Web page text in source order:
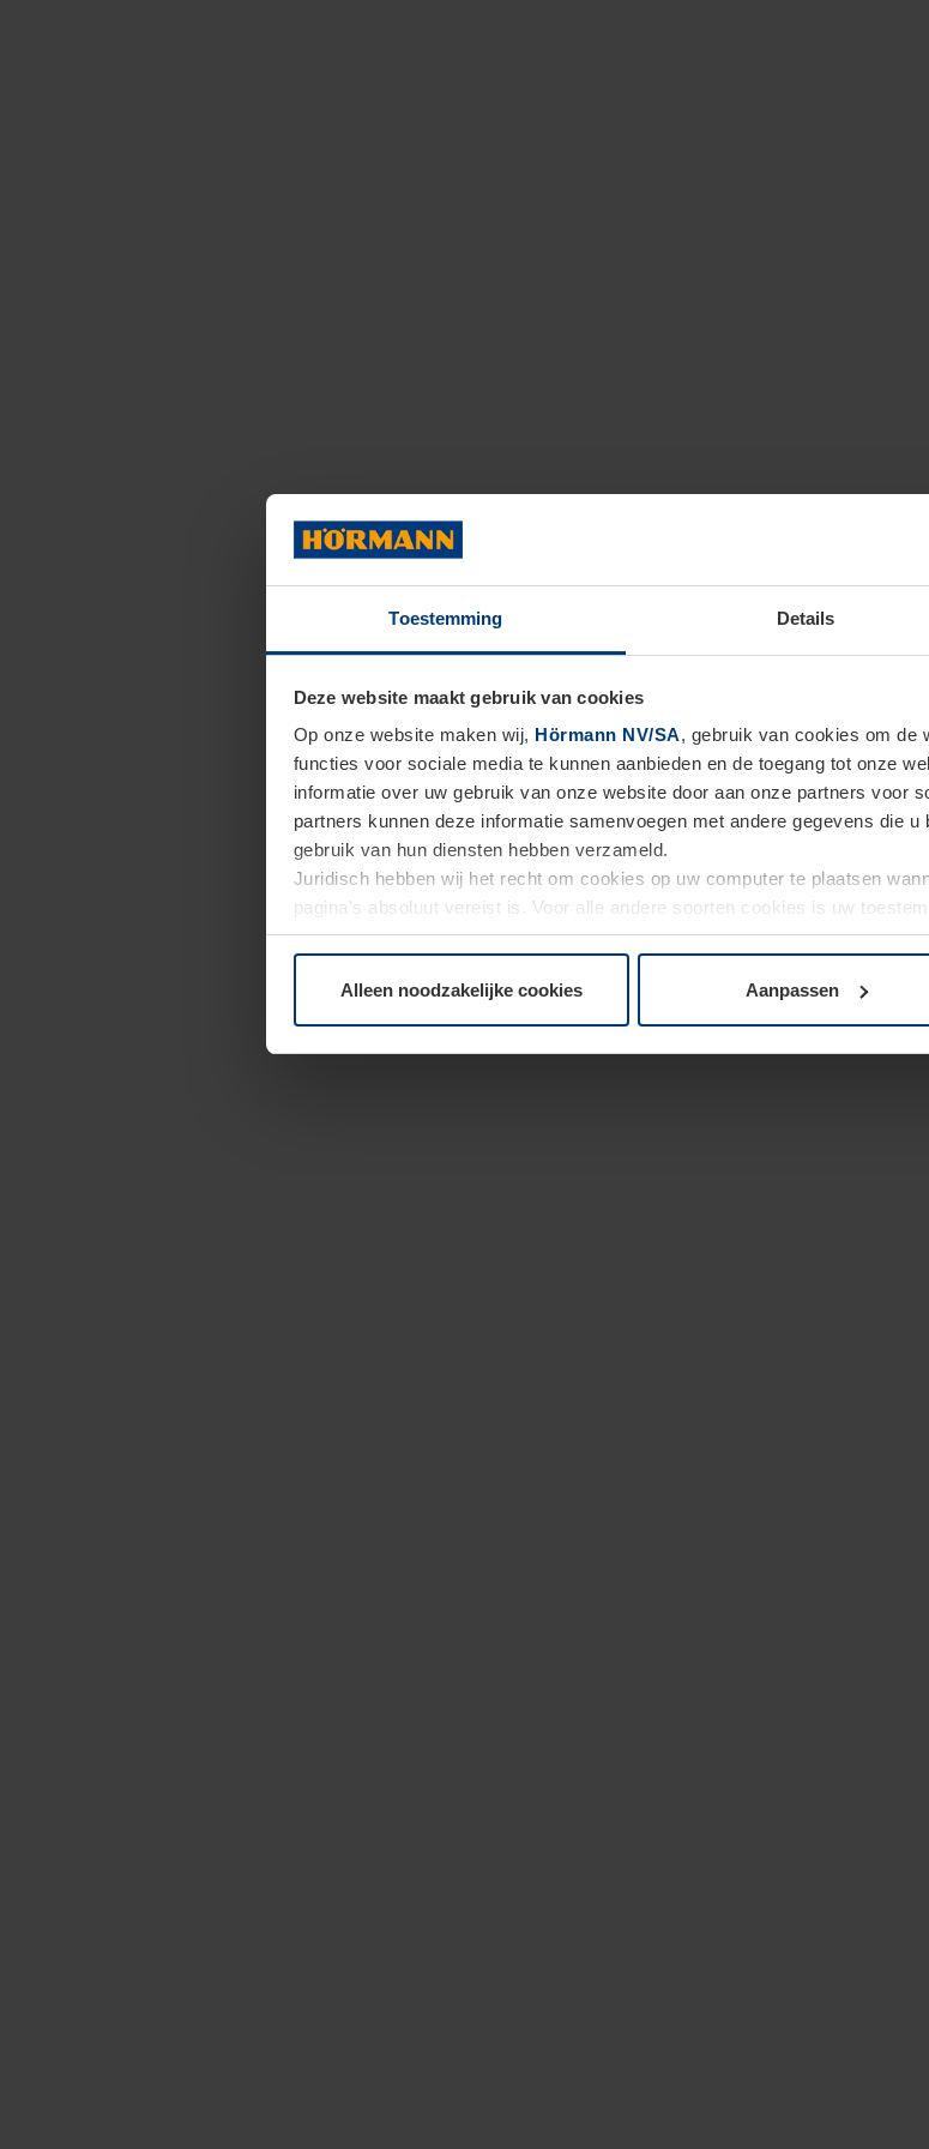
Toestemming Details
Deze website maakt gebruik van cookies
Op onze website maken wij, Hörmann NV/SA, gebruik van cookies om de
functies voor sociale media te kunnen aanbieden en de toegang tot onze
informatie over uw gebruik van onze website door aan onze partners voor
partners kunnen deze informatie samenvoegen met andere gegevens die
gebruik van hun diensten hebben verzameld.
Juridisch hebben wij het recht om cookies op uw computer te plaatsen
pagina's absoluut vereist is. Voor alle andere soorten cookies is uw
moment bij de uitleg van de cookies op paginaPrivacyverklaringop onze
Alleen noodzakelijke cookies Aanpassen